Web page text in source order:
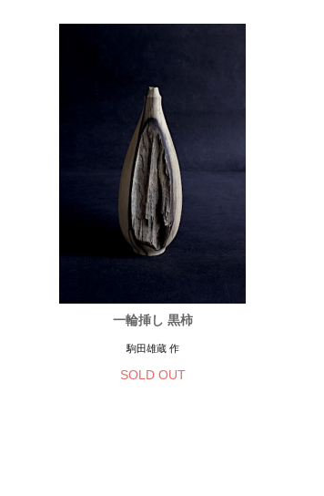
一輪挿し 黒柿
駒田雄蔵 作
SOLD OUT